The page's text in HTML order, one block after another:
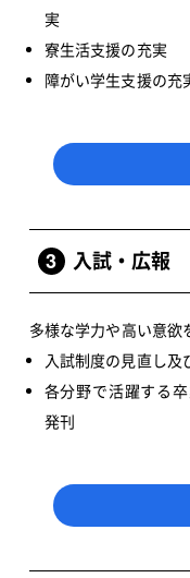
実
寮生活支援の充実
障がい学生支援の充
3 入試・広報
多様な学力や高い意欲
入試制度の見直し及
各分野で活躍する
発刊